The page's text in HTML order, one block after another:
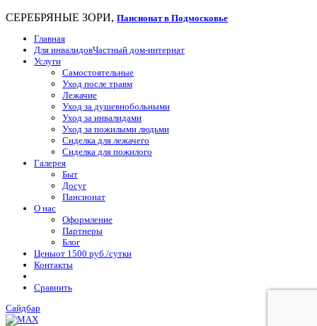
СЕРЕБРЯНЫЕ ЗОРИ, Пансионат в Подмосковье
Главная
Для инвалидовЧастный дом-интернат
Услуги
Самостоятельные
Уход после травм
Лежачие
Уход за душевнобольными
Уход за инвалидами
Уход за пожилыми людьми
Сиделка для лежачего
Сиделка для пожилого
Галерея
Быт
Досуг
Пансионат
О нас
Оформление
Партнеры
Блог
Ценыот 1500 руб./сутки
Контакты
Сравнить
Сайдбар